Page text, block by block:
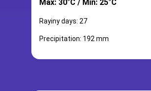
Max: 30°C / Min: 25°C
Rayiny days: 27
Precipitation: 192 mm